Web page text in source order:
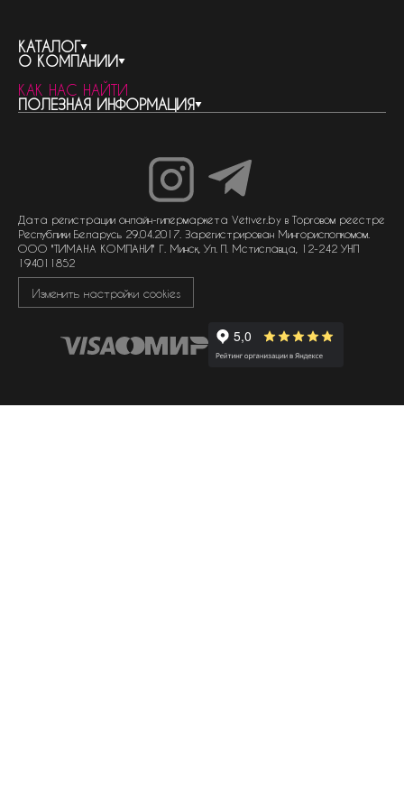
КАТАЛОГ
весь каталог
бренды
женская парфюмерия
мужская парфюмерия
унисекс парфюмерия
О КОМПАНИИ
контакты
о компании
доставка и оплата
КАК НАС НАЙТИ
ПОЛЕЗНАЯ ИНФОРМАЦИЯ
как совершить покупку
политика обработки персональных данных
политика обработки файлов cookie
Дата регистрации онлайн-гипермаркета Vetiver.by в Торговом реестре
Республики Беларусь 29.04.2017. Зарегистрирован Мингорисполкомом.
ООО "ТИМАНА КОМПАНИ" Г. Минск, Ул. П. Мстиславца, 12-242 УНП
194011852
Изменить настройки cookies